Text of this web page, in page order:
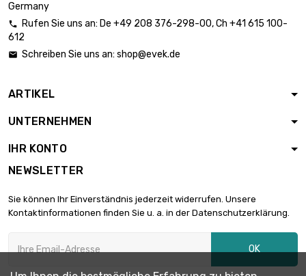
Durchmesser :
307,62 €
Durchmesser :
Länge : 1 Meter
25mm
Durchmesser :
Germany
 Rufen Sie uns an: De +49 208 376-298-00, Ch +41 615 100-
612
 Schreiben Sie uns an: shop@evek.de
ARTIKEL
UNTERNEHMEN
IHR KONTO
NEWSLETTER
Sie können Ihr Einverständnis jederzeit widerrufen. Unsere
Kontaktinformationen finden Sie u. a. in der Datenschutzerklärung.
OK